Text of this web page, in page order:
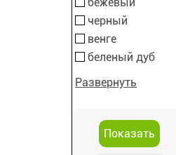
черный
венге
беленый дуб
Развернуть